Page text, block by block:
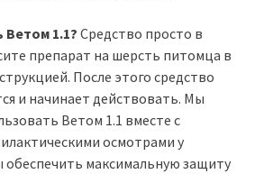
Ветом 1.1? Средство просто в
препарат на шерсть питомца в
После этого средство
и начинает действовать. Мы
Ветом 1.1 вместе с
осмотрами у
обеспечить максимальную защиту